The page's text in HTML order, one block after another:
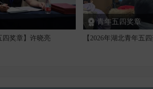
奖章
青年五四奖章】高静雯
青年五四
【2026年湖北